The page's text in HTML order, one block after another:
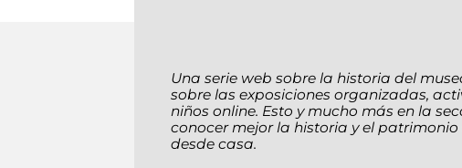
Una serie web sobre la historia del
sobre las exposiciones organizadas,
niños online. Esto y mucho más en la
conocer mejor la historia y el
desde casa.